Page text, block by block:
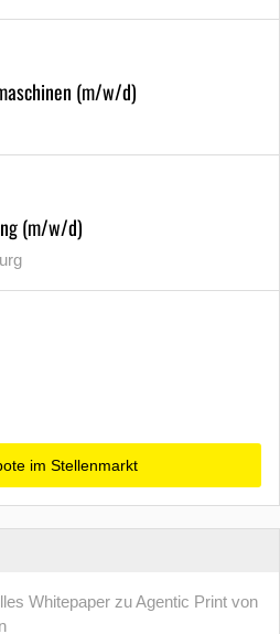
(m/w/d)
(m/w/d)
im Stellenmarkt
Whitepaper zu Agentic Print von